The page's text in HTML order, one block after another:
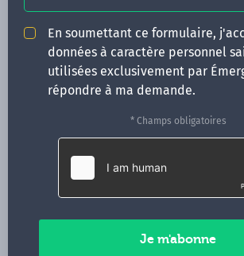
En soumettant ce formulaire,
données à caractère personnel
utilisées exclusivement par
répondre à ma demande.
* Champs obligatoires
INFOS PRATIQUES
Qui sommes-nous ?
CONTACT
35000 Rennes
02 99 05 25 47
Contactez-nous
Paiements sécurisés